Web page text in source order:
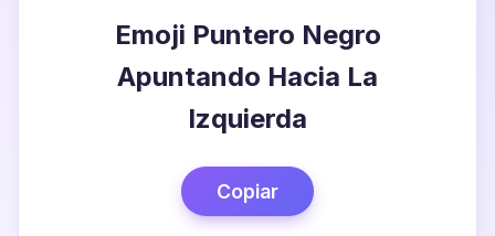
Emoji Puntero Negro
Apuntando Hacia La
Izquierda
Copiar